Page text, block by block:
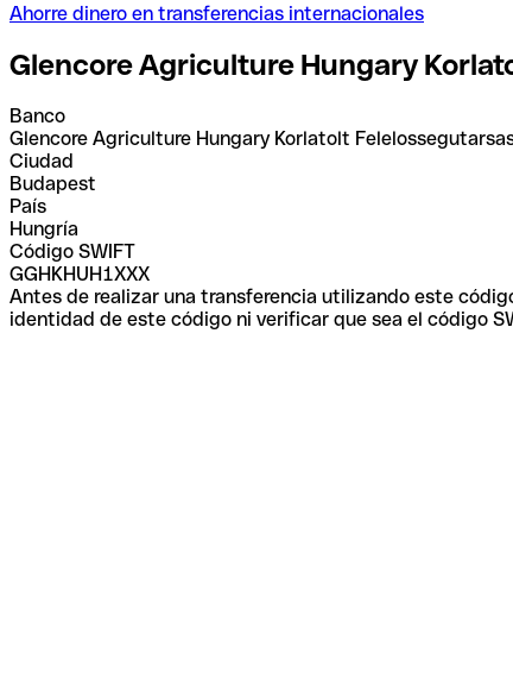
Ahorre dinero en transferencias internacionales
Glencore Agriculture Hungary
Banco
Glencore Agriculture Hungary Korlatolt
Ciudad
Budapest
País
Hungría
Código SWIFT
GGHKHUH1XXX
Antes de realizar una transferencia utilizando este
identidad de este código ni verificar que sea el código